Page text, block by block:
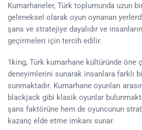
Kumarhaneler, Türk toplumunda uzun
geleneksel olarak oyun oynanan
şans ve stratejiye dayalıdır ve
geçirmeleri için tercih edilir.
1king, Türk kumarhane kültüründe öne
deneyimlerini sunarak insanlara farklı
sunmaktadır. Kumarhane oyunları
blackjack gibi klasik oyunlar
şans faktörüne hem de oyuncunun
kazanç elde etme imkanı sunar.